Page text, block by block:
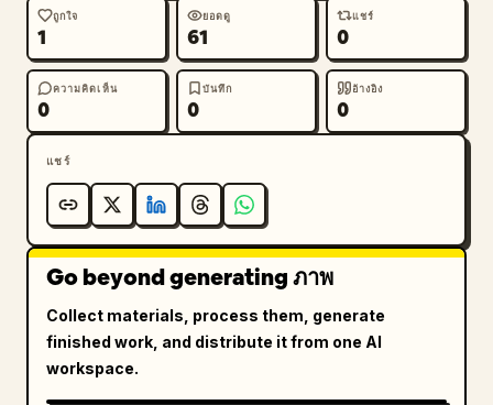
ถูกใจ
1
ยอดดู
61
แชร์
0
ความคิดเห็น
0
บันทึก
0
อ้างอิง
0
แชร์
Go beyond generating ภาพ
Collect materials, process them, generate
finished work, and distribute it from one AI
workspace.